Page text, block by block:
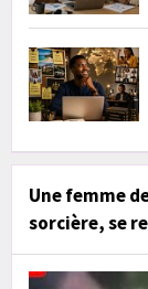
Une femme
sorcière, se